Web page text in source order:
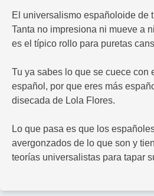
El universalismo españoloide de
Tanta no impresiona ni mueve a
es el típico rollo para puretas
Tu ya sabes lo que se cuece con
español, por que eres más
disecada de Lola Flores.
Lo que pasa es que los
avergonzados de lo que son y
teorías universalistas para tapar